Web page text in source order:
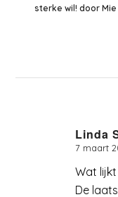
sterke wil! door Mie
Linda
zegt:
7 maart
Wat
De